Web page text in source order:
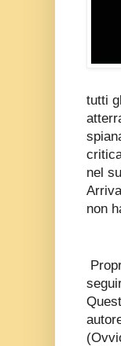
tutti
nel
non